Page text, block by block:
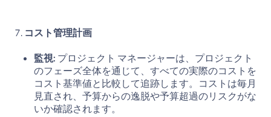
コスト管理計画
監視: プロジェクト マネージャーは、プロジェクト
のフェーズ全体を通じて、すべての実際のコストを
コスト基準値と比較して追跡します。コストは毎月
見直され、予算からの逸脱や予算超過のリスクがな
いか確認されます。